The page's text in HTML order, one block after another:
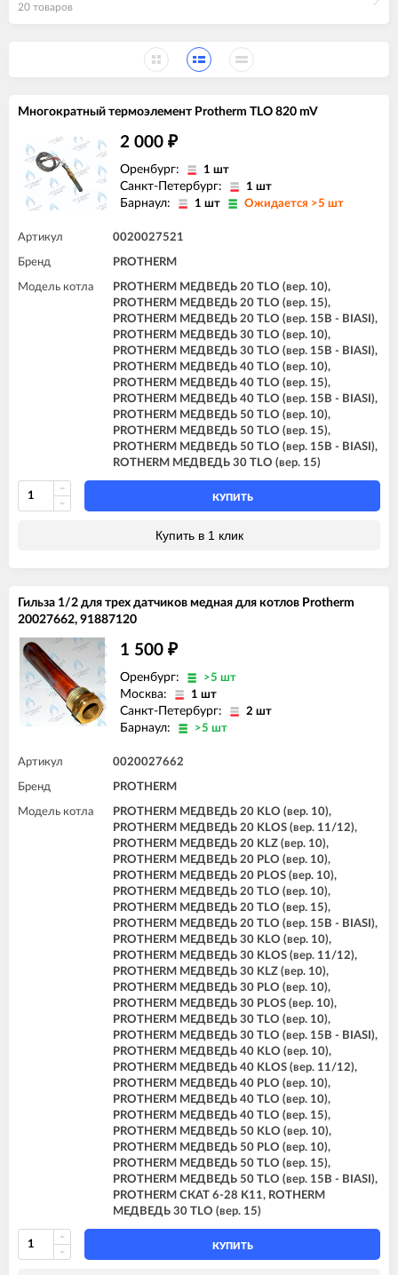
20 товаров
Многократный термоэлемент Protherm TLO 820 mV
2 000 ₽
Оренбург: 1 шт
Санкт-Петербург: 1 шт
Барнаул: 1 шт Ожидается >5 шт
Артикул 0020027521
Бренд PROTHERM
Модель котла
PROTHERM МЕДВЕДЬ 20 TLO (вер. 10),
PROTHERM МЕДВЕДЬ 20 TLO (вер. 15),
PROTHERM МЕДВЕДЬ 20 TLO (вер. 15B - BIASI),
PROTHERM МЕДВЕДЬ 30 TLO (вер. 10),
PROTHERM МЕДВЕДЬ 30 TLO (вер. 15B - BIASI),
PROTHERM МЕДВЕДЬ 40 TLO (вер. 10),
PROTHERM МЕДВЕДЬ 40 TLO (вер. 15),
PROTHERM МЕДВЕДЬ 40 TLO (вер. 15B - BIASI),
PROTHERM МЕДВЕДЬ 50 TLO (вер. 10),
PROTHERM МЕДВЕДЬ 50 TLO (вер. 15),
PROTHERM МЕДВЕДЬ 50 TLO (вер. 15B - BIASI),
ROTHERM МЕДВЕДЬ 30 TLO (вер. 15)
КУПИТЬ
Купить в 1 клик
Гильза 1/2 для трех датчиков медная для котлов Protherm
20027662, 91887120
1 500 ₽
Оренбург: >5 шт
Москва: 1 шт
Санкт-Петербург: 2 шт
Барнаул: >5 шт
Артикул 0020027662
Бренд PROTHERM
Модель котла
PROTHERM МЕДВЕДЬ 20 KLO (вер. 10),
PROTHERM МЕДВЕДЬ 20 KLOS (вер. 11/12),
PROTHERM МЕДВЕДЬ 20 KLZ (вер. 10),
PROTHERM МЕДВЕДЬ 20 PLO (вер. 10),
PROTHERM МЕДВЕДЬ 20 PLOS (вер. 10),
PROTHERM МЕДВЕДЬ 20 TLO (вер. 10),
PROTHERM МЕДВЕДЬ 20 TLO (вер. 15),
PROTHERM МЕДВЕДЬ 20 TLO (вер. 15B - BIASI),
PROTHERM МЕДВЕДЬ 30 KLO (вер. 10),
PROTHERM МЕДВЕДЬ 30 KLOS (вер. 11/12),
PROTHERM МЕДВЕДЬ 30 KLZ (вер. 10),
PROTHERM МЕДВЕДЬ 30 PLO (вер. 10),
PROTHERM МЕДВЕДЬ 30 PLOS (вер. 10),
PROTHERM МЕДВЕДЬ 30 TLO (вер. 10),
PROTHERM МЕДВЕДЬ 30 TLO (вер. 15B - BIASI),
PROTHERM МЕДВЕДЬ 40 KLO (вер. 10),
PROTHERM МЕДВЕДЬ 40 KLOS (вер. 11/12),
PROTHERM МЕДВЕДЬ 40 PLO (вер. 10),
PROTHERM МЕДВЕДЬ 40 TLO (вер. 10),
PROTHERM МЕДВЕДЬ 40 TLO (вер. 15),
PROTHERM МЕДВЕДЬ 50 KLO (вер. 10),
PROTHERM МЕДВЕДЬ 50 PLO (вер. 10),
PROTHERM МЕДВЕДЬ 50 TLO (вер. 15),
PROTHERM МЕДВЕДЬ 50 TLO (вер. 15B - BIASI),
PROTHERM СКАТ 6-28 K11, ROTHERM
МЕДВЕДЬ 30 TLO (вер. 15)
КУПИТЬ